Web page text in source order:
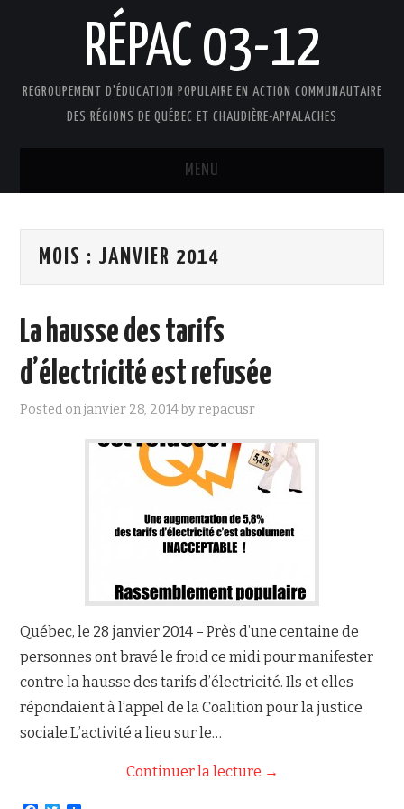
RÉPAC 03-12
REGROUPEMENT D'ÉDUCATION POPULAIRE EN ACTION COMMUNAUTAIRE
DES RÉGIONS DE QUÉBEC ET CHAUDIÈRE-APPALACHES
MENU
PRÉSENTATION
DOCUMENTS
FAIRE UN DON !
NOUS JOINDRE
MOIS : JANVIER 2014
La hausse des tarifs
d’électricité est refusée
Posted onjanvier 28, 2014byrepacusr
Québec, le 28 janvier 2014 – Près d’une centaine de
personnes ont bravé le froid ce midi pour manifester
contre la hausse des tarifs d’électricité. Ils et elles
répondaient à l’appel de la Coalition pour la justice
sociale.L’activité a lieu sur le…
Continuer la lecture →